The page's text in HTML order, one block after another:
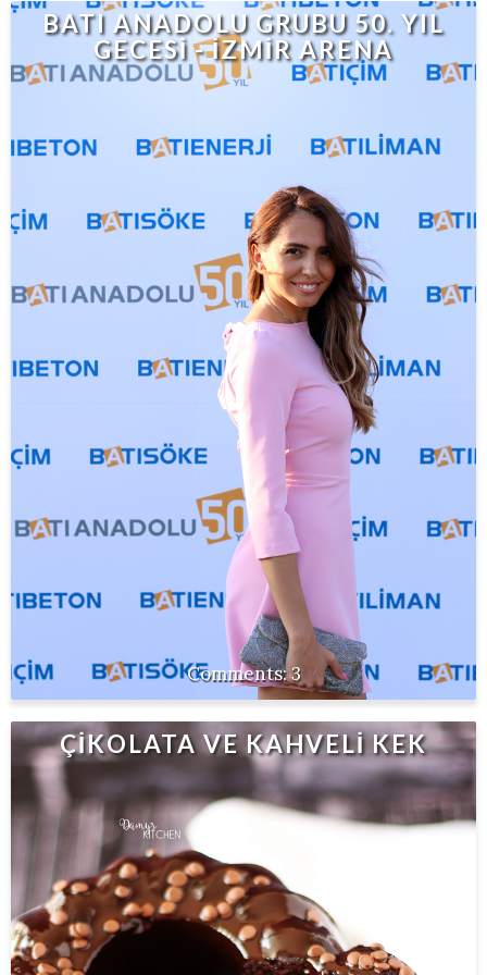
BATI ANADOLU GRUBU 50. YIL
GECESİ - İZMİR ARENA
3
ÇİKOLATA VE KAHVELİ KEK